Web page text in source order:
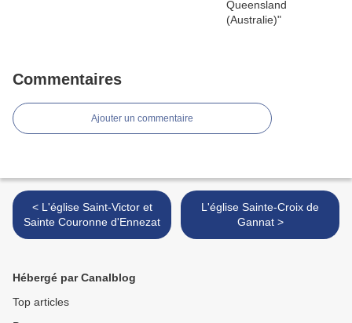
Commentaires
Ajouter un commentaire
< L'église Saint-Victor et
Sainte Couronne d'Ennezat
L'église Sainte-Croix de
Gannat >
Hébergé par Canalblog
Top articles